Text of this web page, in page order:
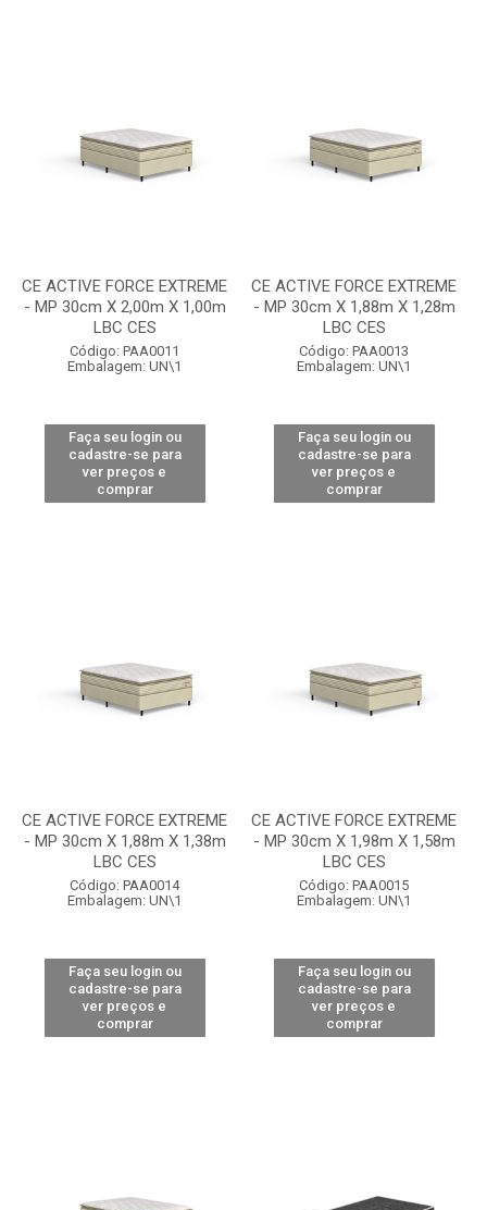
CE ACTIVE FORCE EXTREME
- MP 30cm X 2,00m X 1,00m
LBC CES
Código: PAA0011
Embalagem: UN\1
Faça seu login ou
cadastre-se para
ver preços e
comprar
CE ACTIVE FORCE EXTREME
- MP 30cm X 1,88m X 1,28m
LBC CES
Código: PAA0013
Embalagem: UN\1
Faça seu login ou
cadastre-se para
ver preços e
comprar
CE ACTIVE FORCE EXTREME
- MP 30cm X 1,88m X 1,38m
LBC CES
Código: PAA0014
Embalagem: UN\1
Faça seu login ou
cadastre-se para
ver preços e
comprar
CE ACTIVE FORCE EXTREME
- MP 30cm X 1,98m X 1,58m
LBC CES
Código: PAA0015
Embalagem: UN\1
Faça seu login ou
cadastre-se para
ver preços e
comprar